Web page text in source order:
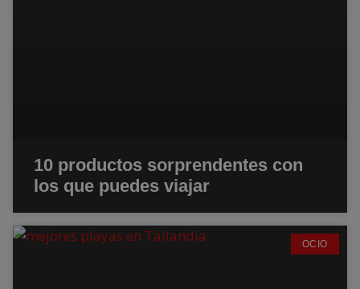
10 productos sorprendentes con
los que puedes viajar
OCIO